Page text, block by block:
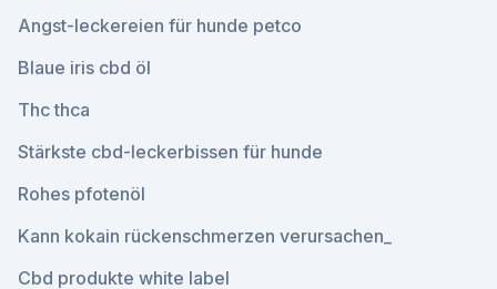
Angst-leckereien für hunde petco
Blaue iris cbd öl
Thc thca
Stärkste cbd-leckerbissen für hunde
Rohes pfotenöl
Kann kokain rückenschmerzen verursachen_
Cbd produkte white label